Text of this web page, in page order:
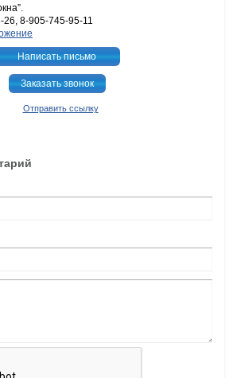
8-905-745-95-11
Написать письмо
Заказать звонок
Отправить ссылку